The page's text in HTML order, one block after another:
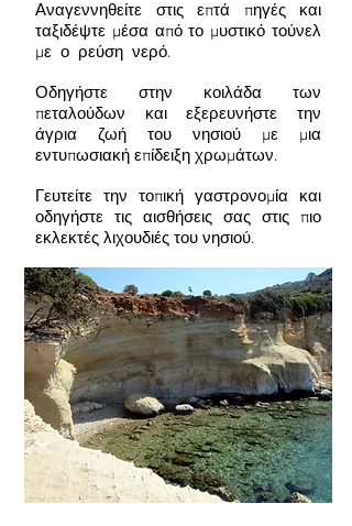
Αναγεννηθείτε στις επτά πηγές και
ταξιδέψτε μέσα από το μυστικό τούνελ
με ο ρεύση νερό.
Οδηγήστε στην κοιλάδα των
πεταλούδων και εξερευνήστε την
άγρια ζωή του νησιού με μια
εντυπωσιακή επίδειξη χρωμάτων.
Γευτείτε την τοπική γαστρονομία και
οδηγήστε τις αισθήσεις σας στις πιο
εκλεκτές λιχουδιές του νησιού.